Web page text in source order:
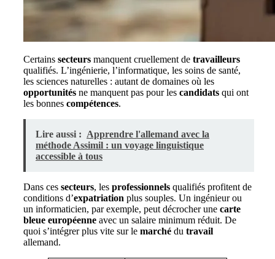
Certains secteurs manquent cruellement de travailleurs
qualifiés. L’ingénierie, l’informatique, les soins de santé,
les sciences naturelles : autant de domaines où les
opportunités ne manquent pas pour les candidats qui ont
les bonnes compétences.
Lire aussi : Apprendre l'allemand avec la
méthode Assimil : un voyage linguistique
accessible à tous
Dans ces secteurs, les professionnels qualifiés profitent de
conditions d’expatriation plus souples. Un ingénieur ou
un informaticien, par exemple, peut décrocher une carte
bleue européenne avec un salaire minimum réduit. De
quoi s’intégrer plus vite sur le marché du travail
allemand.